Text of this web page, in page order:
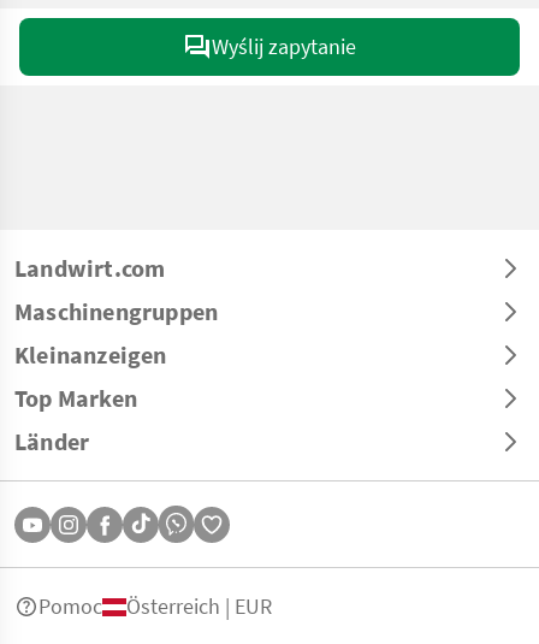
Wyślij zapytanie
Landwirt.com
Maschinengruppen
Kleinanzeigen
Top Marken
Länder
Pomoc Österreich | EUR